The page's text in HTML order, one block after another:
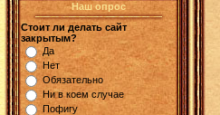
Наш опрос
Стоит ли делать сайт
закрытым?
Да
Нет
Обязательно
Ни в коем случае
Пофигу